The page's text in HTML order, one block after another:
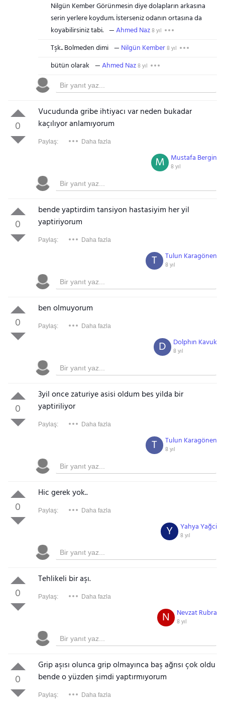
Nilgün Kember Görünmesin diye dolapların arkasına
serin yerlere koydum. İsterseniz odanın ortasına da
koyabilirsiniz tabi.
Ahmed Naz8 yıl
Tşk.. Bolmeden dimi Nilgün Kember8 yıl
bütün olarak Ahmed Naz8 yıl
0
Vucudunda gribe ihtiyacı var neden bukadar
kaçılıyor anlamıyorum
Paylaş: Daha fazla
Mustafa Bergin
8 yıl
M
0
bende yaptirdim tansiyon hastasiyim her yil
yaptiriyorum
Paylaş: Daha fazla
Tulun Karagönen
8 yıl
T
0
ben olmuyorum
Paylaş: Daha fazla
Dolphın Kavuk
8 yıl
D
0
3yil once zaturiye asisi oldum bes yilda bir
yaptiriliyor
Paylaş: Daha fazla
Tulun Karagönen
8 yıl
T
0
Hic gerek yok..
Paylaş: Daha fazla
Yahya Yağci
8 yıl
Y
0
Tehlikeli bir aşı.
Paylaş: Daha fazla
Nevzat Rubra
8 yıl
N
0
Grip aşısı olunca grip olmayınca baş ağrısı çok oldu
bende o yüzden şimdi yaptırmıyorum
Paylaş: Daha fazla